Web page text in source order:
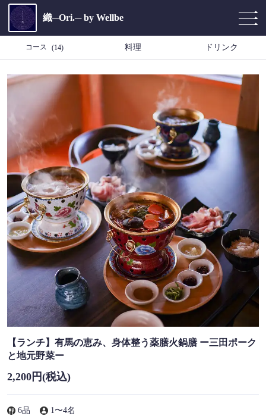
織─Ori.─ by Wellbe
コース (14) 料理 ドリンク
【ランチ】有馬の恵み、身体整う薬膳火鍋膳 ー三田ポーク
と地元野菜ー
2,200円(税込)
6品 1〜4名